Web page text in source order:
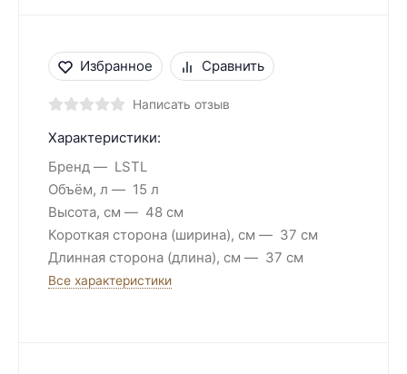
Избранное Сравнить
Написать отзыв
Характеристики:
Бренд
LSTL
Объём, л
15 л
Высота, см
48 см
Короткая сторона (ширина), см
37 см
Длинная сторона (длина), см
37 см
Все характеристики